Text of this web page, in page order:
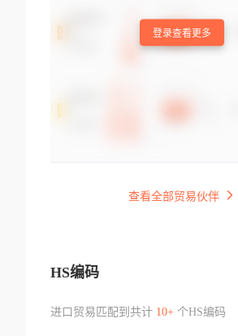
登录查看更多
查看全部贸易伙伴
HS编码
进口贸易匹配到共计 10+个HS编码